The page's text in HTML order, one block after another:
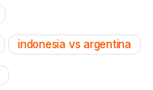
indonesia vs argentina